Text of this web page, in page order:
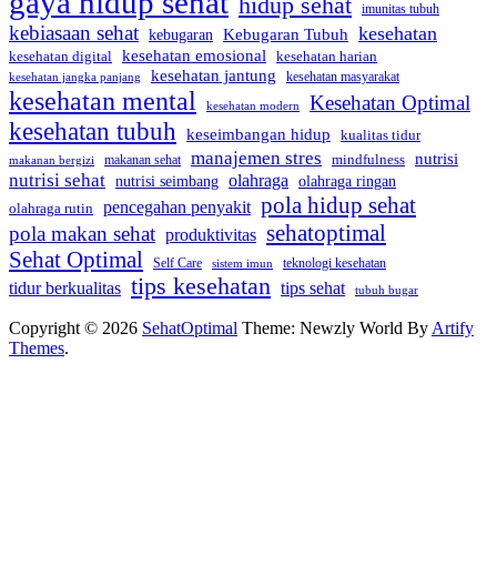
hidup sehat imunitas tubuh
kebiasaan sehat kebugaran Kebugaran Tubuh kesehatan
kesehatan digital kesehatan emosional kesehatan harian
kesehatan jangka panjang kesehatan jantung kesehatan masyarakat
kesehatan mental kesehatan modern Kesehatan Optimal
kesehatan tubuh keseimbangan hidup kualitas tidur
makanan bergizi makanan sehat manajemen stres mindfulness nutrisi
nutrisi sehat nutrisi seimbang olahraga olahraga ringan
olahraga rutin pencegahan penyakit pola hidup sehat
pola makan sehat produktivitas sehatoptimal
Sehat Optimal Self Care sistem imun teknologi kesehatan
tidur berkualitas tips kesehatan tips sehat tubuh bugar
Copyright © 2026 SehatOptimal Theme: Newzly World By Artify
Themes.